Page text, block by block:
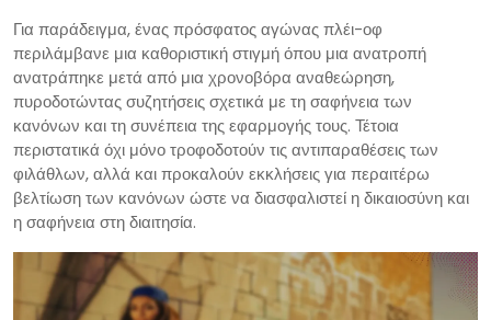
Για παράδειγμα, ένας πρόσφατος αγώνας πλέι-οφ
περιλάμβανε μια καθοριστική στιγμή όπου μια ανατροπή
ανατράπηκε μετά από μια χρονοβόρα αναθεώρηση,
πυροδοτώντας συζητήσεις σχετικά με τη σαφήνεια των
κανόνων και τη συνέπεια της εφαρμογής τους. Τέτοια
περιστατικά όχι μόνο τροφοδοτούν τις αντιπαραθέσεις των
φιλάθλων, αλλά και προκαλούν εκκλήσεις για περαιτέρω
βελτίωση των κανόνων ώστε να διασφαλιστεί η δικαιοσύνη και
η σαφήνεια στη διαιτησία.